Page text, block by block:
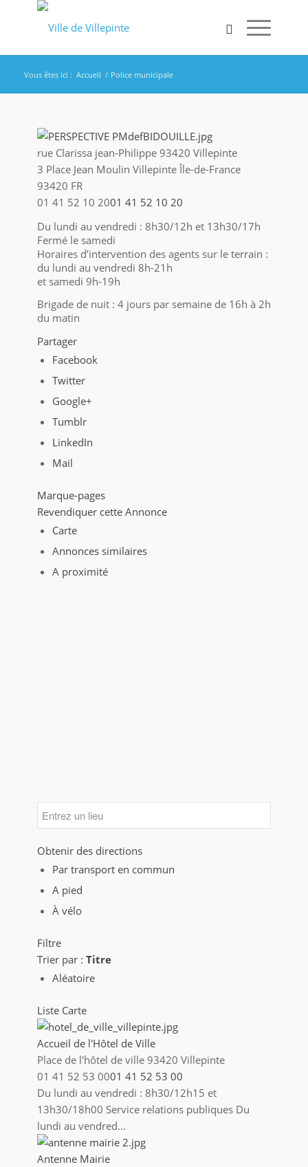
Vous êtes ici : Accueil / Police municipale
rue Clarissa jean-Philippe 93420 Villepinte
3 Place Jean Moulin Villepinte Île-de-France
93420 FR
01 41 52 10 2001 41 52 10 20
Du lundi au vendredi : 8h30/12h et 13h30/17h
Fermé le samedi
Horaires d’intervention des agents sur le terrain :
du lundi au vendredi 8h-21h
et samedi 9h-19h
Brigade de nuit : 4 jours par semaine de 16h à 2h
du matin
Partager
Facebook
Twitter
Google+
Tumblr
LinkedIn
Mail
Marque-pages
Revendiquer cette Annonce
Carte
Annonces similaires
A proximité
Obtenir des directions
Par transport en commun
A pied
À vélo
Filtre
Trier par : Titre
Aléatoire
Liste Carte
Accueil de l'Hôtel de Ville
Place de l'hôtel de ville 93420 Villepinte
01 41 52 53 0001 41 52 53 00
Du lundi au vendredi : 8h30/12h15 et
13h30/18h00 Service relations publiques Du
lundi au vendred...
Antenne Mairie